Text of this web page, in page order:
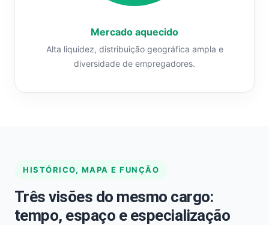
Mercado aquecido
Alta liquidez, distribuição geográfica ampla e
diversidade de empregadores.
HISTÓRICO, MAPA E FUNÇÃO
Três visões do mesmo cargo:
tempo, espaço e especialização